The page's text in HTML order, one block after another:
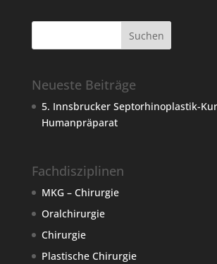
Neueste Beiträge
5. Innsbrucker Septorhinoplastik-
Humanpräparat
Fachdisziplinen
MKG – Chirurgie
Oralchirurgie
Chirurgie
Plastische Chirurgie